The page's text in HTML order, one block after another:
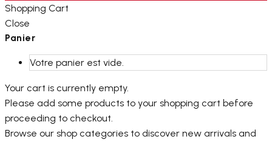
Shopping Cart
Close
Panier
Votre panier est vide.
Your cart is currently empty.
Please add some products to your shopping cart before
proceeding to checkout.
Browse our shop categories to discover new arrivals and